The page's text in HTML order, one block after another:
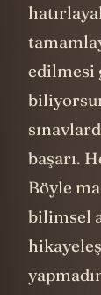
edilmesi
başarı.
Böyle
bilimsel